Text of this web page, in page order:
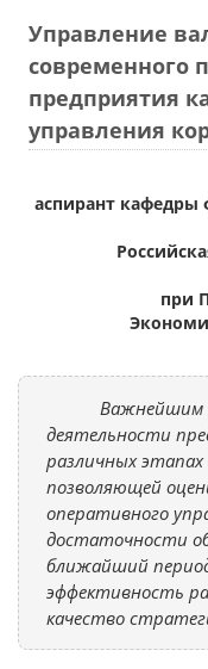
Управление
современного
предприятия
управления
аспирант кафедры
при
Важнейшим
деятельности
различных
позволяющей
оперативного
достаточности
ближайший
эффективность
качество